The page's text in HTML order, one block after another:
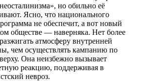
но обильно её
Ясно, что национального
не обеспечит, а вот новый
обществе — наверняка. Нет более
атмосферу внутренней
чем осуществлять кампанию по
Она неизбежно вызывает
реакцию, поддерживая в
невроз.